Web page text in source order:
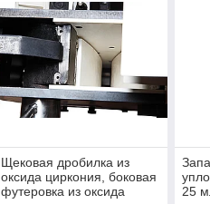
Щековая дробилка из
оксида циркония, боковая
футеровка из оксида
25